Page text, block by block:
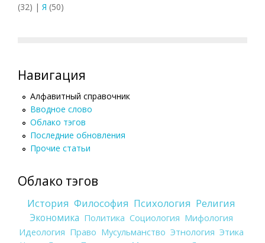
(32) | Я (50)
Навигация
Алфавитный справочник
Вводное слово
Облако тэгов
Последние обновления
Прочие статьи
Облако тэгов
История Философия Психология Религия
Экономика Политика Социология Мифология
Идеология Право Мусульманство Этнология Этика